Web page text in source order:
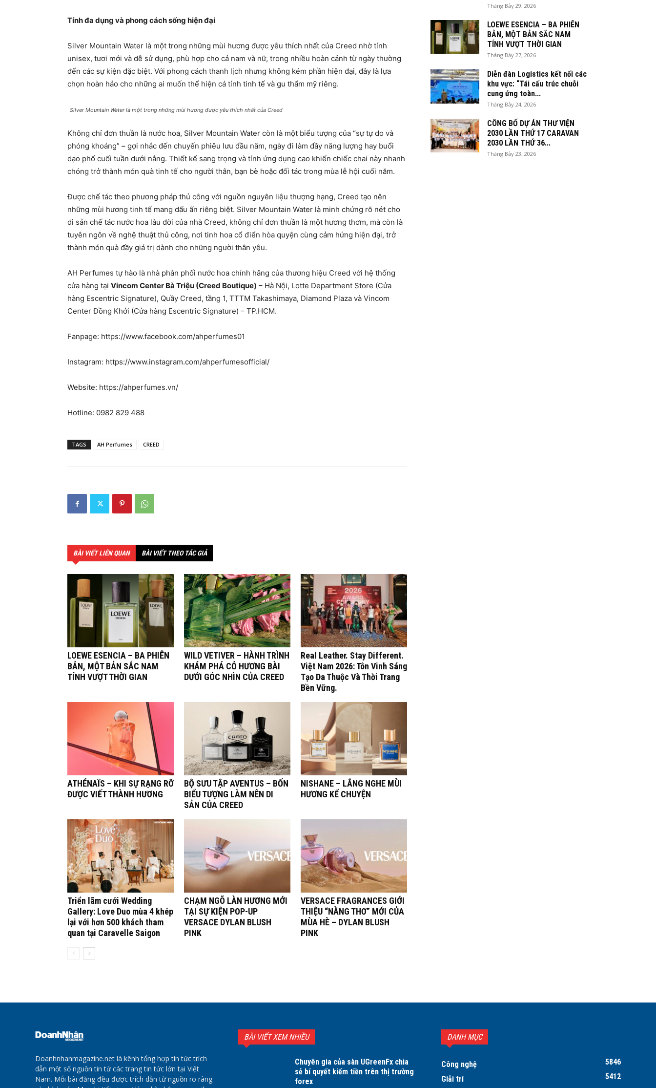
Tính đa dụng và phong cách sống hiện đại
Silver Mountain Water là một trong những mùi hương được yêu thích nhất của Creed nhờ tính
unisex, tươi mới và dễ sử dụng, phù hợp cho cả nam và nữ, trong nhiều hoàn cảnh từ ngày thường
đến các sự kiện đặc biệt. Với phong cách thanh lịch nhưng không kém phần hiện đại, đây là lựa
chọn hoàn hảo cho những ai muốn thể hiện cá tính tinh tế và gu thẩm mỹ riêng.
Silver Mountain Water là một trong những mùi hương được yêu thích nhất của Creed
Không chỉ đơn thuần là nước hoa, Silver Mountain Water còn là một biểu tượng của “sự tự do và
phóng khoáng” – gợi nhắc đến chuyến phiêu lưu đầu năm, ngày đi làm đầy năng lượng hay buổi
dạo phố cuối tuần dưới nắng. Thiết kế sang trọng và tính ứng dụng cao khiến chiếc chai này nhanh
chóng trở thành món quà tinh tế cho người thân, bạn bè hoặc đối tác trong mùa lễ hội cuối năm.
Được chế tác theo phương pháp thủ công với nguồn nguyên liệu thượng hạng, Creed tạo nên
những mùi hương tinh tế mang dấu ấn riêng biệt. Silver Mountain Water là minh chứng rõ nét cho
di sản chế tác nước hoa lâu đời của nhà Creed, không chỉ đơn thuần là một hương thơm, mà còn là
tuyên ngôn về nghệ thuật thủ công, nơi tinh hoa cổ điển hòa quyện cùng cảm hứng hiện đại, trở
thành món quà đầy giá trị dành cho những người thân yêu.
AH Perfumes tự hào là nhà phân phối nước hoa chính hãng của thương hiệu Creed với hệ thống
cửa hàng tại Vincom Center Bà Triệu (Creed Boutique) – Hà Nội, Lotte Department Store (Cửa
hàng Escentric Signature), Quầy Creed, tầng 1, TTTM Takashimaya, Diamond Plaza và Vincom
Center Đồng Khởi (Cửa hàng Escentric Signature) – TP.HCM.
Fanpage: https://www.facebook.com/ahperfumes01
Instagram: https://www.instagram.com/ahperfumesofficial/
Website: https://ahperfumes.vn/
Hotline: 0982 829 488
TAGS AH Perfumes CREED
BÀI VIẾT LIÊN QUAN BÀI VIẾT THEO TÁC GIẢ
LOEWE ESENCIA – BA PHIÊN
BẢN, MỘT BẢN SẮC NAM
TÍNH VƯỢT THỜI GIAN
WILD VETIVER – HÀNH TRÌNH
KHÁM PHÁ CỎ HƯƠNG BÀI
DƯỚI GÓC NHÌN CỦA CREED
Real Leather. Stay Different.
Việt Nam 2026: Tôn Vinh Sáng
Tạo Da Thuộc Và Thời Trang
Bền Vững.
ATHÉNAÏS – KHI SỰ RẠNG RỠ
ĐƯỢC VIẾT THÀNH HƯƠNG
BỘ SƯU TẬP AVENTUS – BỐN
BIỂU TƯỢNG LÀM NÊN DI
SẢN CỦA CREED
NISHANE – LẮNG NGHE MÙI
HƯƠNG KỂ CHUYỆN
Triển lãm cưới Wedding
Gallery: Love Duo mùa 4 khép
lại với hơn 500 khách tham
quan tại Caravelle Saigon
CHẠM NGÕ LÀN HƯƠNG MỚI
TẠI SỰ KIỆN POP-UP
VERSACE DYLAN BLUSH
PINK
VERSACE FRAGRANCES GIỚI
THIỆU “NÀNG THƠ” MỚI CỦA
MÙA HÈ – DYLAN BLUSH
PINK
Tháng Bảy 29, 2026
LOEWE ESENCIA – BA PHIÊN
BẢN, MỘT BẢN SẮC NAM
TÍNH VƯỢT THỜI GIAN
Tháng Bảy 27, 2026
Diễn đàn Logistics kết nối các
khu vực: “Tái cấu trúc chuỗi
cung ứng toàn...
Tháng Bảy 24, 2026
CÔNG BỐ DỰ ÁN THƯ VIỆN
2030 LẦN THỨ 17 CARAVAN
2030 LẦN THỨ 36...
Tháng Bảy 23, 2026
Doanhnhanmagazine.net là kênh tổng hợp tin tức trích
dẫn một số nguồn tin từ các trang tin tức lớn tại Việt
Nam. Mỗi bài đăng đều được trích dẫn từ nguồn rõ ràng
BÀI VIẾT XEM NHIỀU
Chuyên gia của sàn UGreenFx chia
sẻ bí quyết kiếm tiền trên thị trường
forex
DANH MỤC
Công nghệ
5846
Giải trí
5412